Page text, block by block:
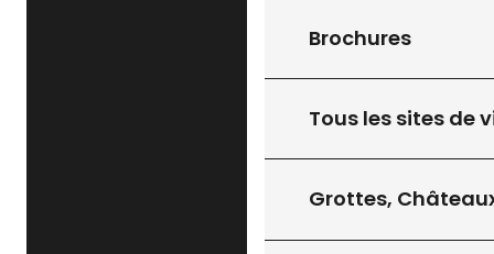
Brochures
Tous les sites de
Grottes,